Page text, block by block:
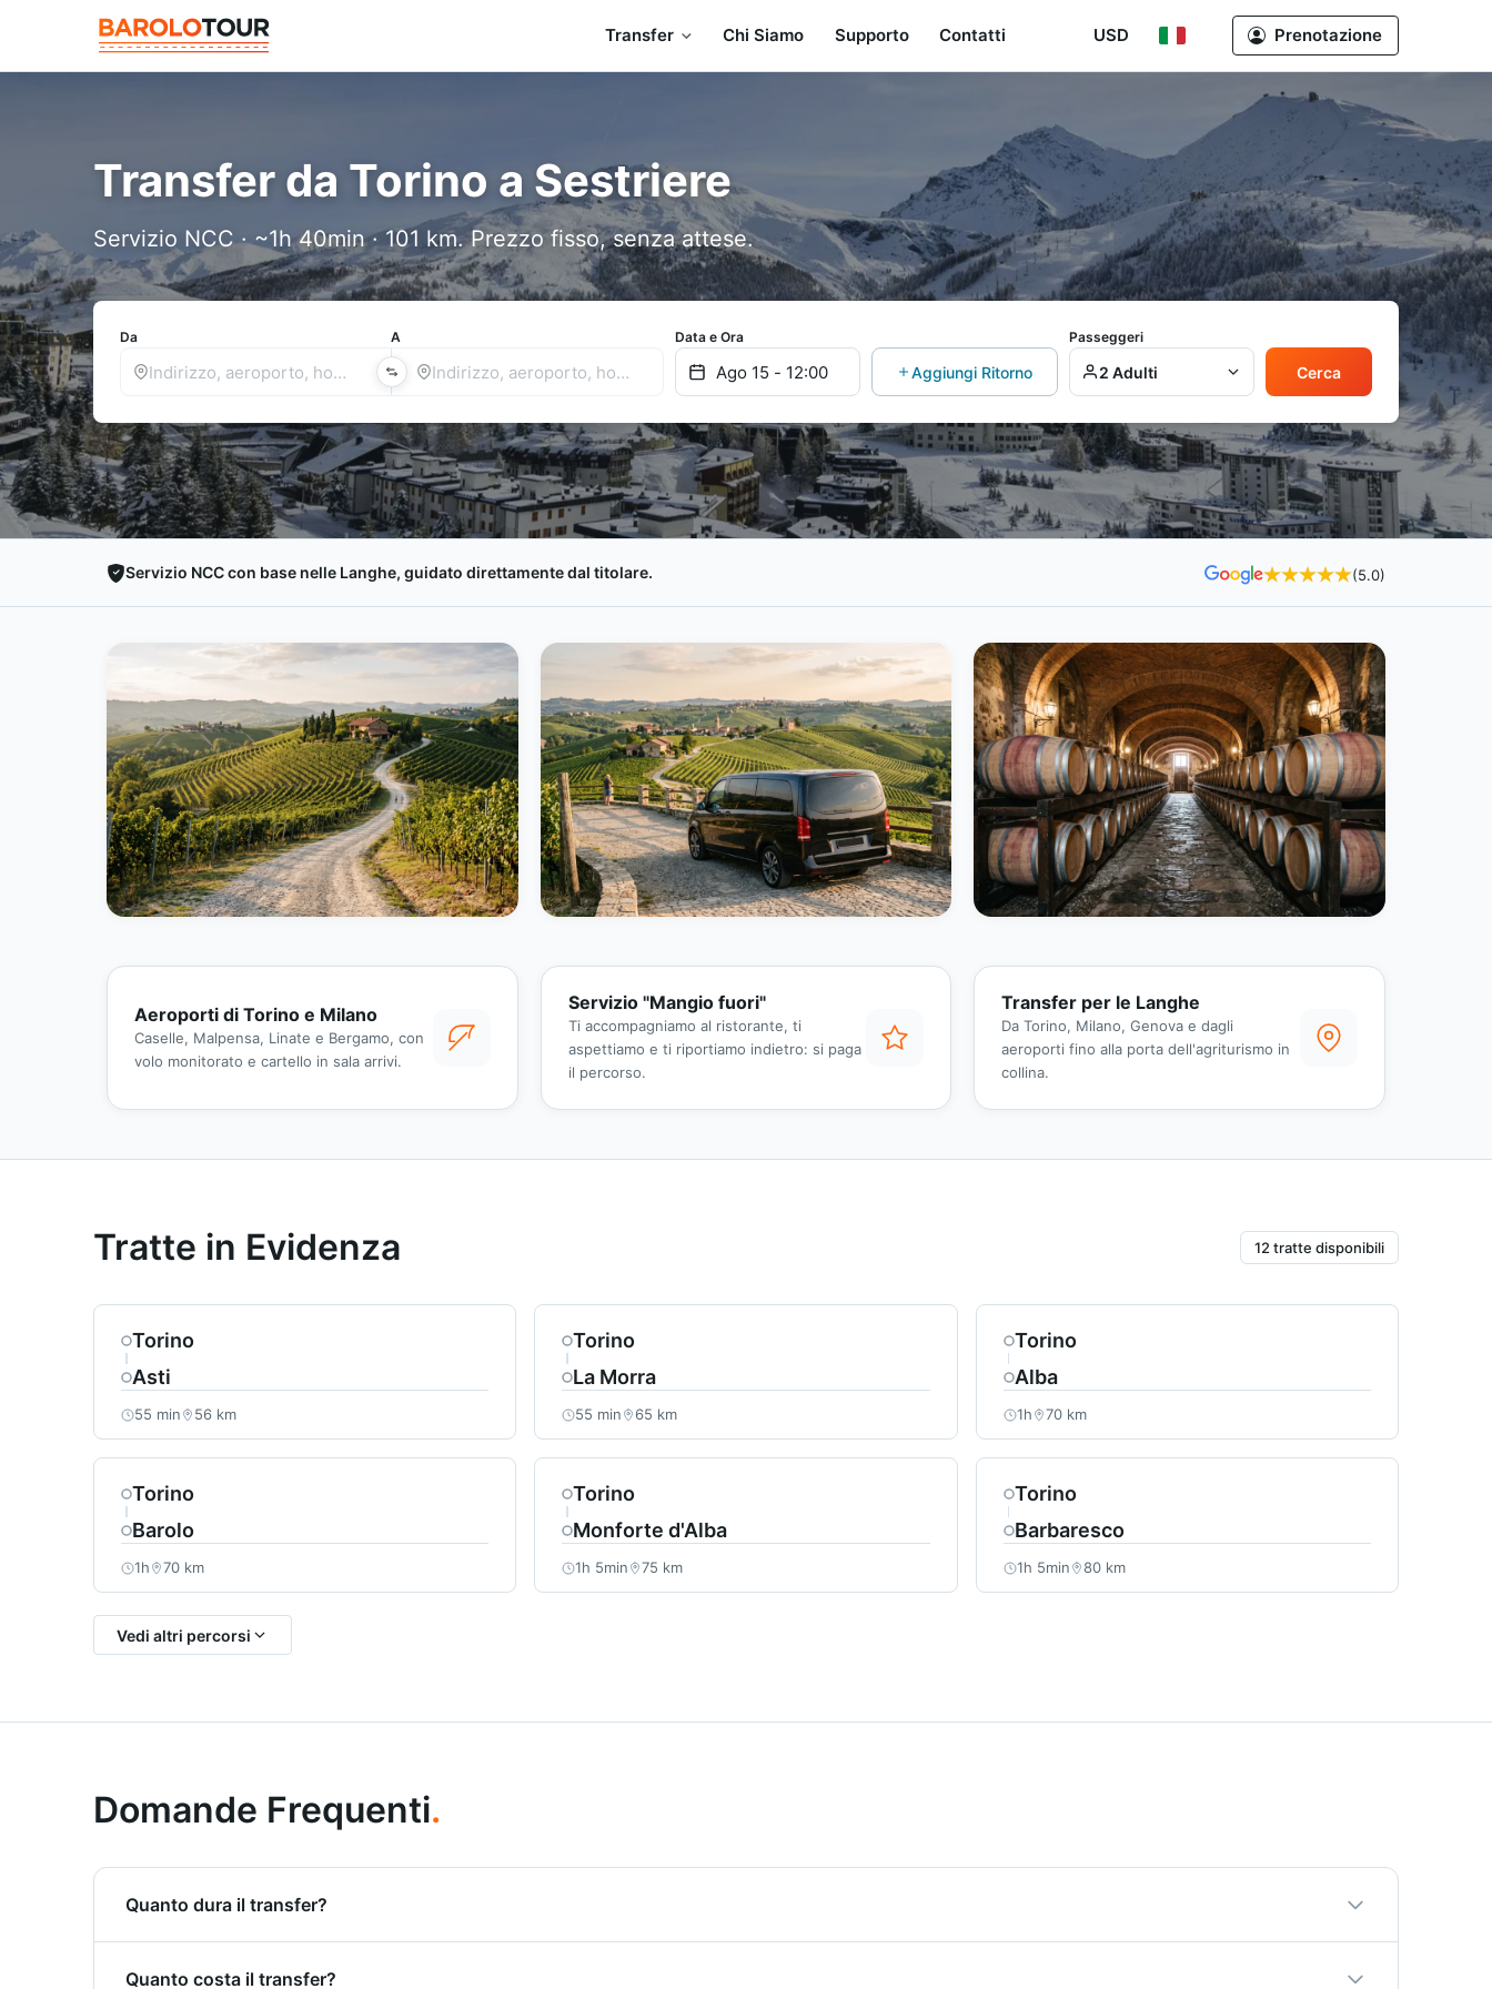
Transfer Chi Siamo Supporto Contatti USD Prenotazione
Transfer da Torino a Sestriere
Servizio NCC · ~1h 40min · 101 km. Prezzo fisso, senza attese.
Da A Data e Ora
Aggiungi Ritorno
Passeggeri
2 Adulti Cerca
Servizio NCC con base nelle Langhe, guidato direttamente dal titolare. (5.0)
Aeroporti di Torino e Milano
Caselle, Malpensa, Linate e Bergamo, con
volo monitorato e cartello in sala arrivi.
Servizio "Mangio fuori"
Ti accompagniamo al ristorante, ti
aspettiamo e ti riportiamo indietro: si paga
il percorso.
Transfer per le Langhe
Da Torino, Milano, Genova e dagli
aeroporti fino alla porta dell'agriturismo in
collina.
Tratte in Evidenza 12 tratte disponibili
Torino
Asti
55 min 56 km
Torino
La Morra
55 min 65 km
Torino
Alba
1h 70 km
Torino
Barolo
1h 70 km
Torino
Monforte d'Alba
1h 5min 75 km
Torino
Barbaresco
1h 5min 80 km
Vedi altri percorsi
Domande Frequenti.
Quanto dura il transfer?
Quanto costa il transfer?